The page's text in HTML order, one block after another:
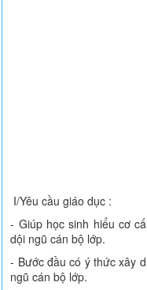
I/Yêu cầu giáo dục :
- Giúp học sinh hiểu cơ
dội ngũ cán bộ lớp.
- Bước đầu có ý thức xây
ngũ cán bộ lớp.